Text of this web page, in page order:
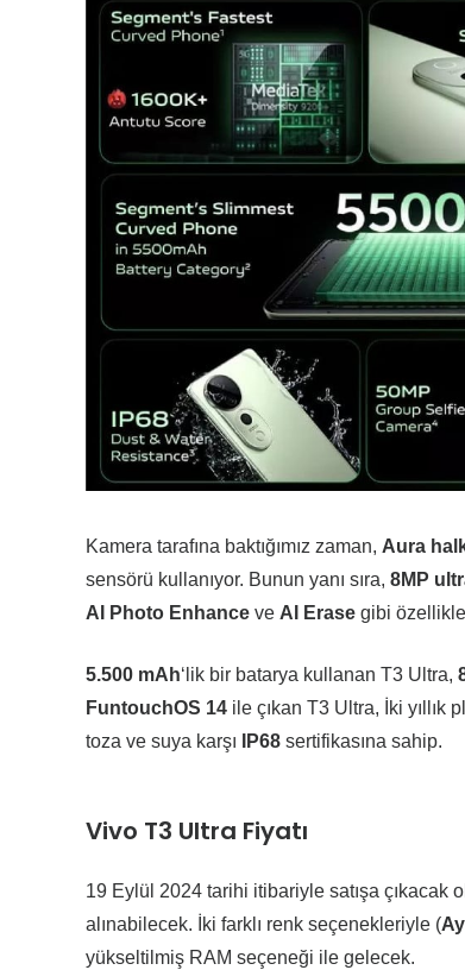
Kamera tarafına baktığımız zaman, Aura
sensörü kullanıyor. Bunun yanı sıra, 8MP
AI
Photo Enhance ve AI Erase gibi
5.500 mAh‘lik bir batarya kullanan T3 Ultra,
FuntouchOS 14 ile çıkan T3 Ultra, İki yıllık
toza ve suya karşı
IP68 sertifikasına sahip.
Vivo T3 Ultra Fiyatı
19 Eylül 2024 tarihi itibariyle satışa çıkacak
alınabilecek. İki farklı renk seçenekleriyle (Ay
yükseltilmiş RAM seçeneği ile gelecek.